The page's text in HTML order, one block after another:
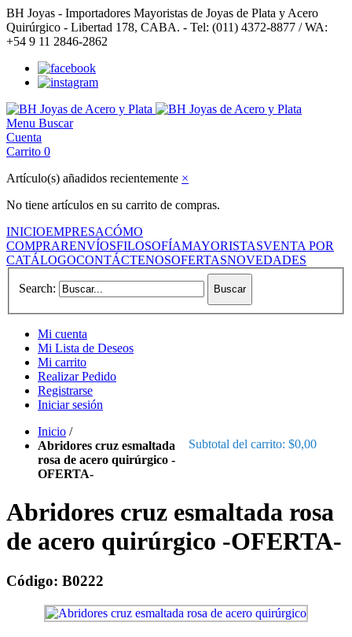
BH Joyas - Importadores Mayoristas de Joyas de Plata y Acero
Quirúrgico - Libertad 178, CABA. - Tel: (011) 4372-8877 / WA:
+54 9 11 2846-2862
Menu Buscar
Cuenta
Carrito 0
Artículo(s) añadidos recientemente ×
No tiene artículos en su carrito de compras.
INICIOEMPRESACÓMO
COMPRARENVÍOSFILOSOFÍAMAYORISTASVENTA POR
CATÁLOGOCONTÁCTENOSOFERTASNOVEDADES
Search: Buscar
Mi cuenta
Mi Lista de Deseos
Mi carrito
Realizar Pedido
Registrarse
Iniciar sesión
Subtotal del carrito: $0,00
Inicio /
Abridores cruz esmaltada
rosa de acero quirúrgico -
OFERTA-
Abridores cruz esmaltada rosa
de acero quirúrgico -OFERTA-
Código: B0222